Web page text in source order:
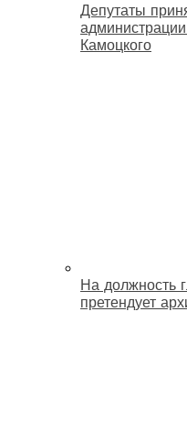
Депутаты
Камоцкого
На должность
претендует